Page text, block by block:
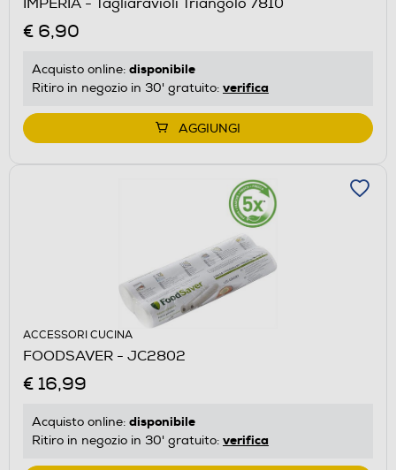
€ 6,90
Acquisto online: disponibile
Ritiro in negozio in 30' gratuito: verifica
AGGIUNGI
ACCESSORI CUCINA
FOODSAVER - JC2802
€ 16,99
Acquisto online: disponibile
Ritiro in negozio in 30' gratuito: verifica